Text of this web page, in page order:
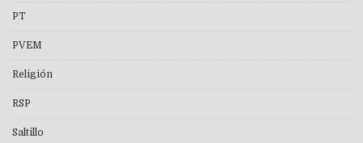
PT
PVEM
Religión
RSP
Saltillo